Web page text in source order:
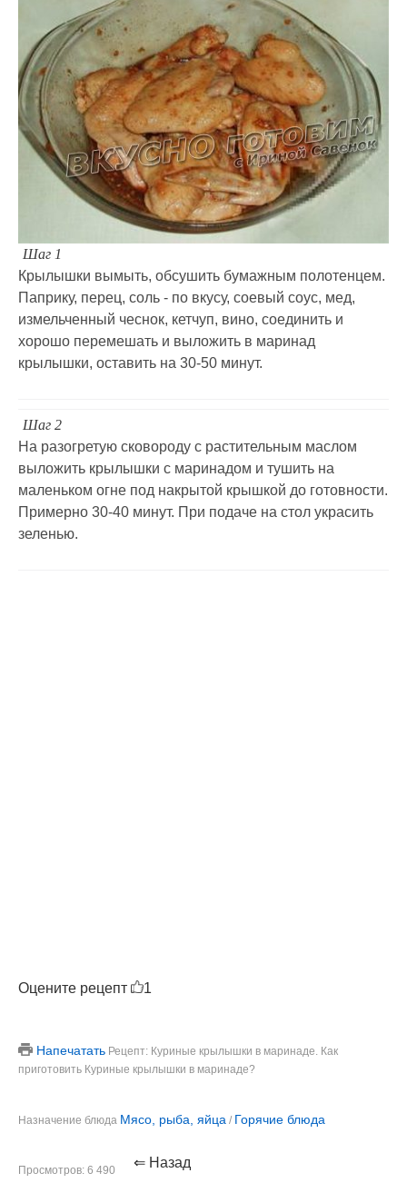
Шаг 1
Крылышки вымыть, обсушить бумажным полотенцем.
Паприку, перец, соль - по вкусу, соевый соус, мед,
измельченный чеснок, кетчуп, вино, соединить и
хорошо перемешать и выложить в маринад
крылышки, оставить на 30-50 минут.
Шаг 2
На разогретую сковороду с растительным маслом
выложить крылышки с маринадом и тушить на
маленьком огне под накрытой крышкой до готовности.
Примерно 30-40 минут. При подаче на стол украсить
зеленью.
Оцените рецепт 1
Напечатать Рецепт: Куриные крылышки в маринаде. Как
приготовить Куриные крылышки в маринаде?
Назначение блюда Мясо, рыба, яйца / Горячие блюда
Просмотров: 6 490 ⇐ Назад